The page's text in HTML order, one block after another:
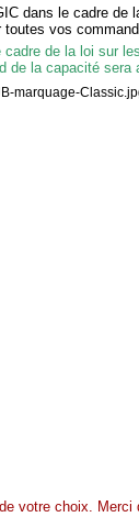
dans le cadre de
toutes vos
de la loi sur
sera
votre choix.